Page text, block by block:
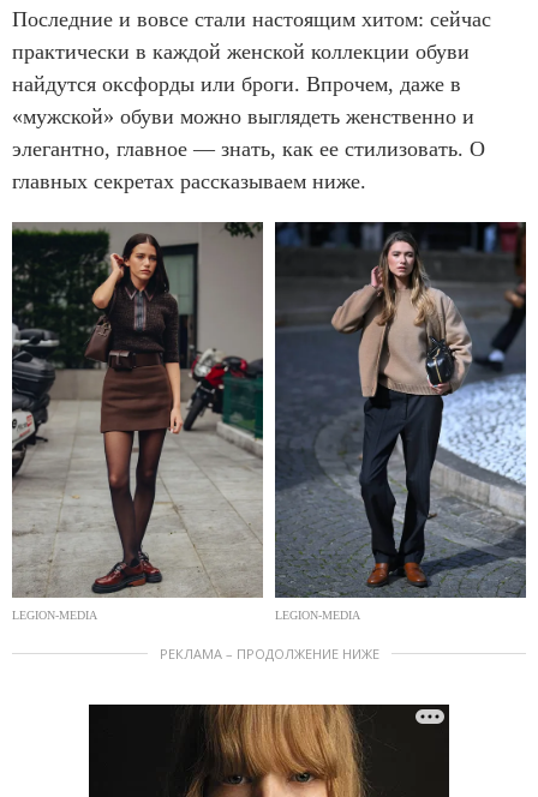
Последние и вовсе стали настоящим хитом: сейчас
практически в каждой женской коллекции обуви
найдутся оксфорды или броги. Впрочем, даже в
«мужской» обуви можно выглядеть женственно и
элегантно, главное — знать, как ее стилизовать. О
главных секретах рассказываем ниже.
LEGION-MEDIA LEGION-MEDIA
РЕКЛАМА – ПРОДОЛЖЕНИЕ НИЖЕ